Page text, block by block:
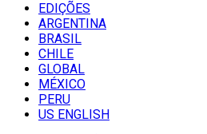
EDIÇÕES
ARGENTINA
BRASIL
CHILE
GLOBAL
MÉXICO
PERU
US ENGLISH